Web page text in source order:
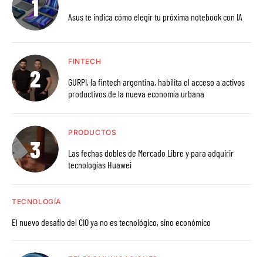
Asus te indica cómo elegir tu próxima notebook con IA
FINTECH
GURPI, la fintech argentina, habilita el acceso a activos
productivos de la nueva economía urbana
PRODUCTOS
Las fechas dobles de Mercado Libre y para adquirir
tecnologías Huawei
TECNOLOGÍA
El nuevo desafío del CIO ya no es tecnológico, sino económico